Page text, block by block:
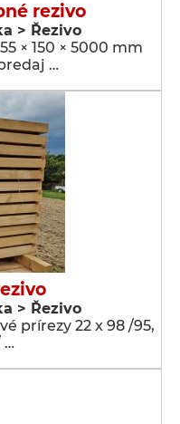
rezivo
> Řezivo
× 150 × 5000 mm
…
> Řezivo
prírezy 22 x 98 /95,
…